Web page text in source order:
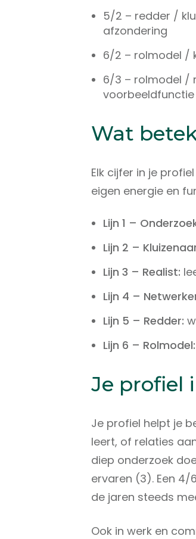
5/2 – redder /
afzondering
6/2 – rolmodel /
6/3 – rolmodel /
voorbeeldfunctie
Wat
Elk cijfer in je
eigen energie en
Lijn 1 –
Lijn 2 –
Lijn 3 – Realist:
Lijn 4 –
Lijn 5 – Redder:
Lijn 6 – Rolmodel:
Je profiel
Je profiel helpt je
leert, of relaties
diep onderzoek
ervaren (3). Een
de jaren steeds
Ook in werk en